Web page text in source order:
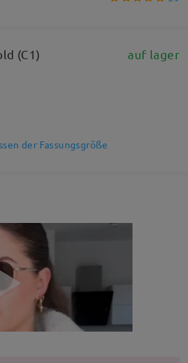
(C1) auf lager
der Fassungsgröße